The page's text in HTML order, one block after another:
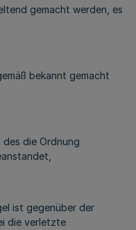
gemacht werden, es
bekannt gemacht
die Ordnung
ist gegenüber der
die verletzte